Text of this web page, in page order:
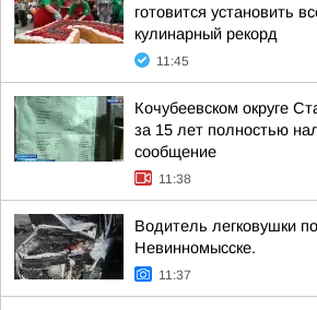
готовится установить
кулинарный рекорд
11:45
Кочубеевском округе
за 15 лет полностью
сообщение
11:38
Водитель легковушки
Невинномысске.
11:37